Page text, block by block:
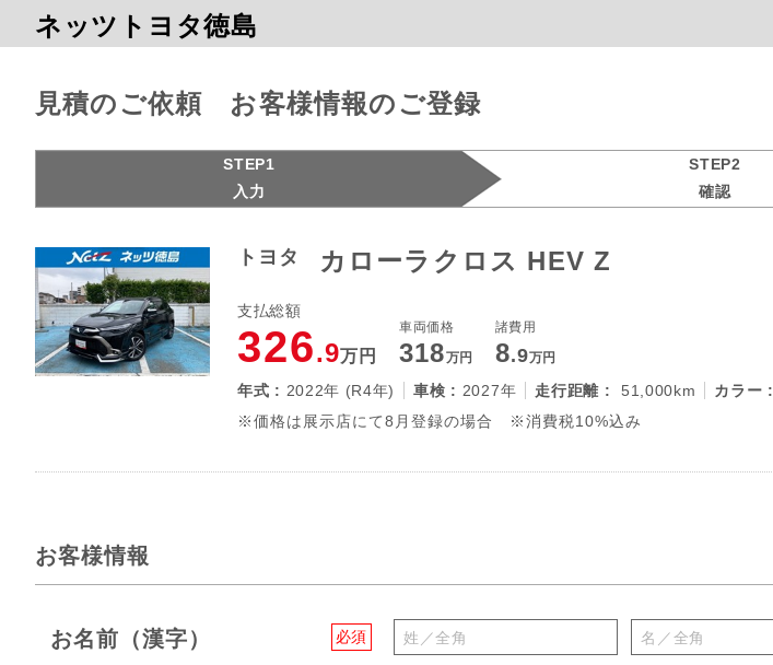
ネッツトヨタ徳島
見積のご依頼 お客様情報のご登録
STEP1
入力
STEP2
確認
トヨタ カローラクロス HEV Z
支払総額
326.9万円
車両価格
318万円
諸費用
8.9万円
年式 : 2022年 (R4年) 車検 : 2027年 走行距離 : 51,000km カラー :
※価格は展示店にて8月登録の場合 ※消費税10%込み
お客様情報
必須
お名前（漢字）